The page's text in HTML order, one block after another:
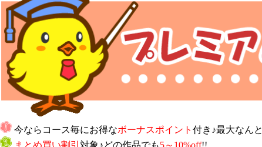
今ならコース毎にお得なボーナスポイント 付き♪最大なんと